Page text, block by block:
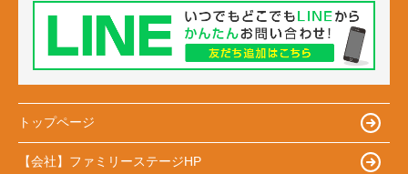
トップページ
【会社】ファミリーステージHP